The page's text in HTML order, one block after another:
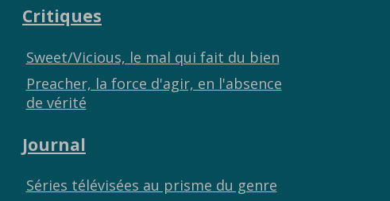
Critiques
Sweet/Vicious, le mal qui fait du bien
Preacher, la force d'agir, en l'absence
de vérité
Journal
Séries télévisées au prisme du genre